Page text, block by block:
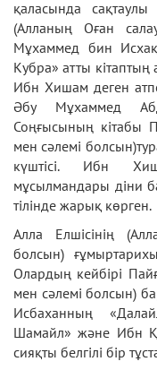
қаласында
(Алланың Оған
Мұхаммед бин
Кубра» атты
Ибн Хишам деген
Әбу Мұхаммед
Соңғысының кітабы
мен сәлемі
күштісі. Ибн
мұсылмандары діни
тілінде жарық көрген.
Алла Елшісінің
болсын)
Олардың кейбірі
мен сәлемі болсын)
Исбаханның
Шамайл» және Ибн
сияқты белгілі бір